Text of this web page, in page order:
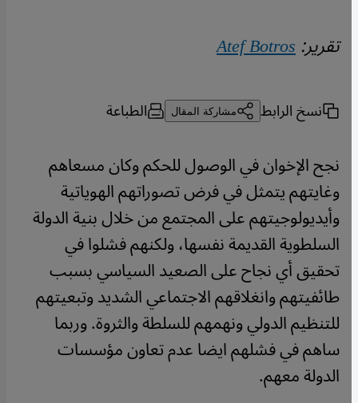
تقرير:Atef Botros
نسخ الرابط مشاركة المقال الطباعة
نجح الإخوان في الوصول للحكم وكان مسعاهم
وغايتهم يتمثل في فرض تصوراتهم الهوياتية
وأيديولوجيتهم على المجتمع من خلال بنية الدولة
السلطوية القديمة نفسها، ولكنهم فشلوا في
تحقيق أي نجاح على الصعيد السياسي بسبب
طائفيتهم وانغلاقهم الاجتماعي الشديد وتبعيتهم
للتنظيم الدولي ونهمهم للسلطة والثروة. وربما
ساهم في فشلهم ايضا عدم تعاون مؤسسات
الدولة معهم.